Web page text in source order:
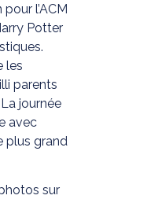
l’ACM
Potter
les
parents
journée
avec
plus grand
sur